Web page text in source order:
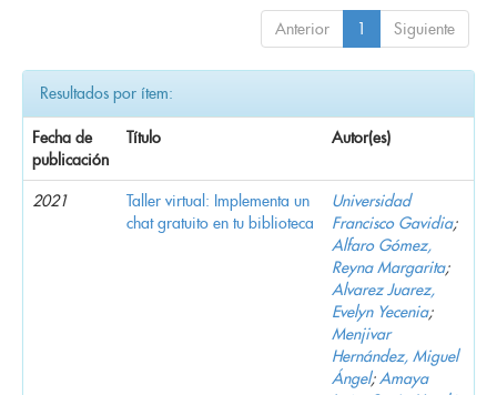
Anterior 1 Siguiente
Resultados por ítem:
Fecha de
publicación
Título Autor(es)
2021
Taller virtual: Implementa un
chat gratuito en tu biblioteca
Universidad
Francisco Gavidia;
Alfaro Gómez,
Reyna Margarita;
Alvarez Juarez,
Evelyn Yecenia;
Menjivar
Hernández, Miguel
Ángel; Amaya